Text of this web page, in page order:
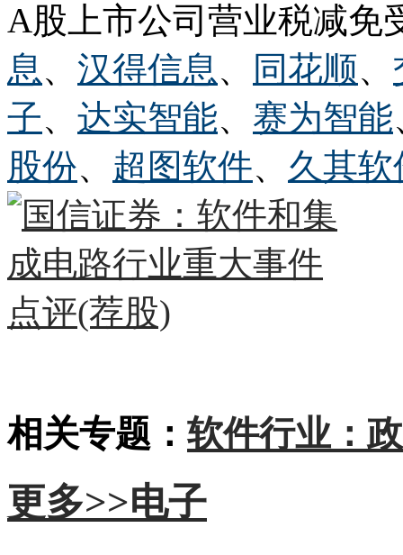
A股上市公司营业税减免
息、 汉得信息、 同花顺、
子、 达实智能、 赛为智能
股份、 超图软件、 久其软
相关专题： 软件行业：
更多>>电子